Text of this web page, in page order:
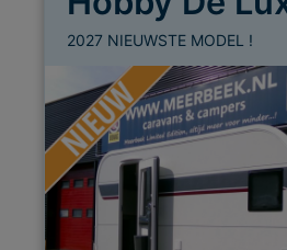
2027 NIEUWSTE MODEL !